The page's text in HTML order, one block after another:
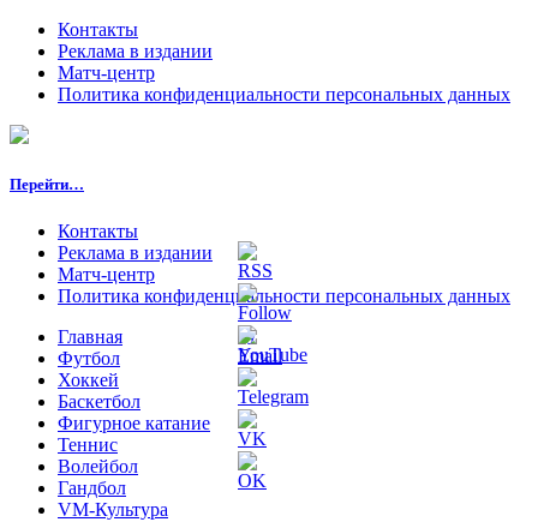
Контакты
Реклама в издании
Матч-центр
Политика конфиденциальности персональных данных
Перейти…
Контакты
Реклама в издании
Матч-центр
Политика конфиденциальности персональных данных
Главная
Футбол
Хоккей
Баскетбол
Фигурное катание
Теннис
Волейбол
Гандбол
VM-Культура